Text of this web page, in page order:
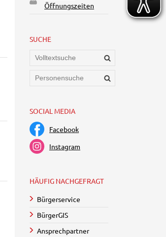
Öffnungszeiten
SUCHE
SOCIAL MEDIA
Facebook
Instagram
HÄUFIG NACHGEFRAGT
Bürgerservice
BürgerGIS
Ansprechpartner